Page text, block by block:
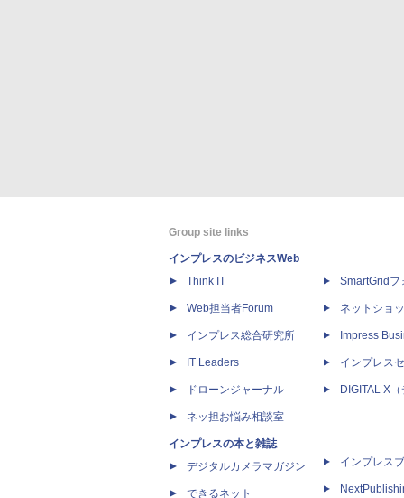
Group site links
インプレスのビジネスWeb
Think IT
Web担当者Forum
インプレス総合研究所
IT Leaders
ドローンジャーナル
ネッ担お悩み相談室
インプレスの本と雑誌
デジタルカメラマガジン
できるネット
SmartGridフ
ネットショ
Impress
インプレス
DIGITAL X
インプレス